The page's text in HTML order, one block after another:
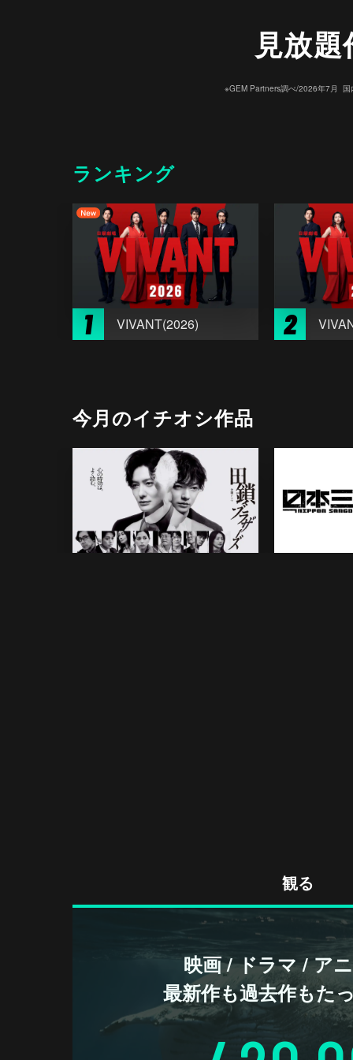
見放
※GEM Partners調べ/2026年7⽉ 国
ランキング
1 VIVANT(2026) 2
今月のイチオシ作品
観る
映画 / ドラマ / ア
最新作も過去作もた